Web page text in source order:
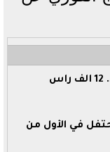
سباق جديد يلوح فى الأفق.. 12 ألف رأس
لماذا نحتفل في الأول من